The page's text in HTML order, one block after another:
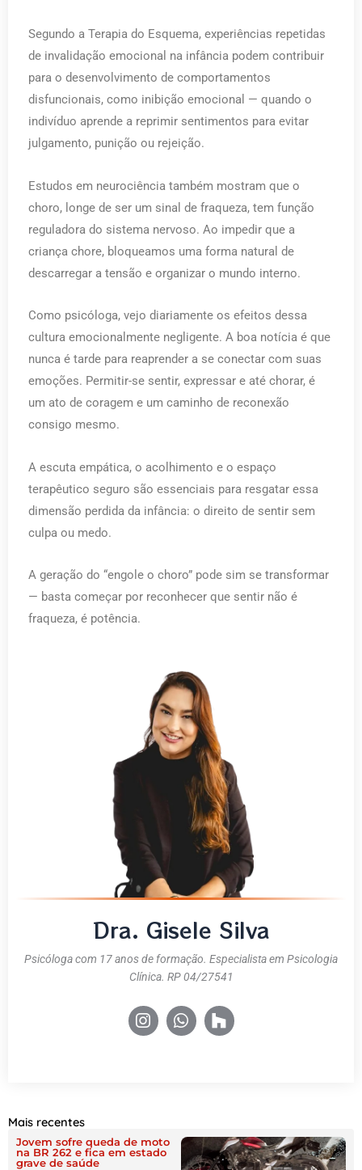
Segundo a Terapia do Esquema, experiências repetidas
de invalidação emocional na infância podem contribuir
para o desenvolvimento de comportamentos
disfuncionais, como inibição emocional — quando o
indivíduo aprende a reprimir sentimentos para evitar
julgamento, punição ou rejeição.
Estudos em neurociência também mostram que o
choro, longe de ser um sinal de fraqueza, tem função
reguladora do sistema nervoso. Ao impedir que a
criança chore, bloqueamos uma forma natural de
descarregar a tensão e organizar o mundo interno.
Como psicóloga, vejo diariamente os efeitos dessa
cultura emocionalmente negligente. A boa notícia é que
nunca é tarde para reaprender a se conectar com suas
emoções. Permitir-se sentir, expressar e até chorar, é
um ato de coragem e um caminho de reconexão
consigo mesmo.
A escuta empática, o acolhimento e o espaço
terapêutico seguro são essenciais para resgatar essa
dimensão perdida da infância: o direito de sentir sem
culpa ou medo.
A geração do “engole o choro” pode sim se transformar
— basta começar por reconhecer que sentir não é
fraqueza, é potência.
Dra. Gisele Silva
Psicóloga com 17 anos de formação. Especialista em Psicologia
Clínica. RP 04/27541
Mais recentes
Jovem sofre queda de moto
na BR 262 e fica em estado
grave de saúde